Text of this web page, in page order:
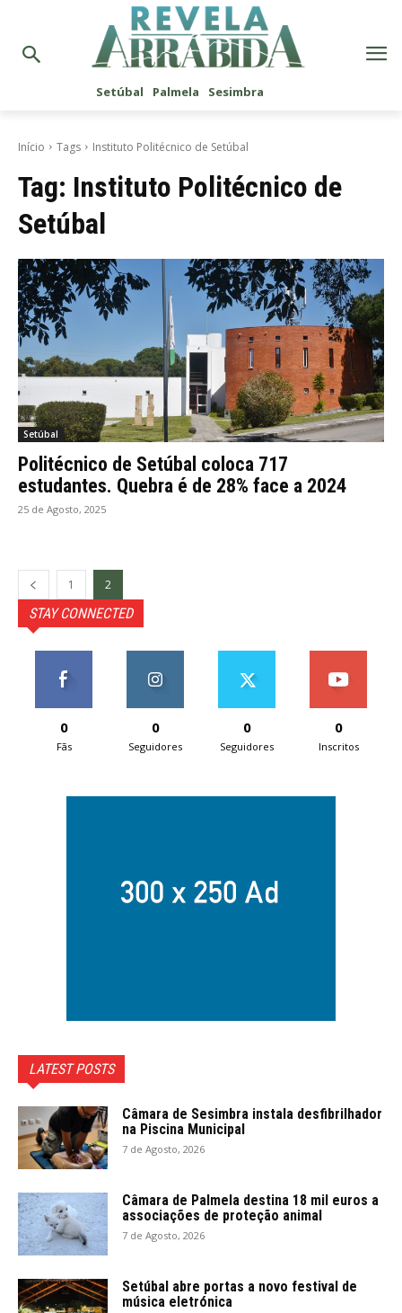
Setúbal Palmela Sesimbra
Início Tags Instituto Politécnico de Setúbal
Tag: Instituto Politécnico de
Setúbal
Setúbal
Politécnico de Setúbal coloca 717
estudantes. Quebra é de 28% face a 2024
25 de Agosto, 2025
1 2
STAY CONNECTED
0
Fãs
0
Seguidores
0
Seguidores
0
Inscritos
LATEST POSTS
Câmara de Sesimbra instala desfibrilhador
na Piscina Municipal
7 de Agosto, 2026
Câmara de Palmela destina 18 mil euros a
associações de proteção animal
7 de Agosto, 2026
Setúbal abre portas a novo festival de
música eletrónica